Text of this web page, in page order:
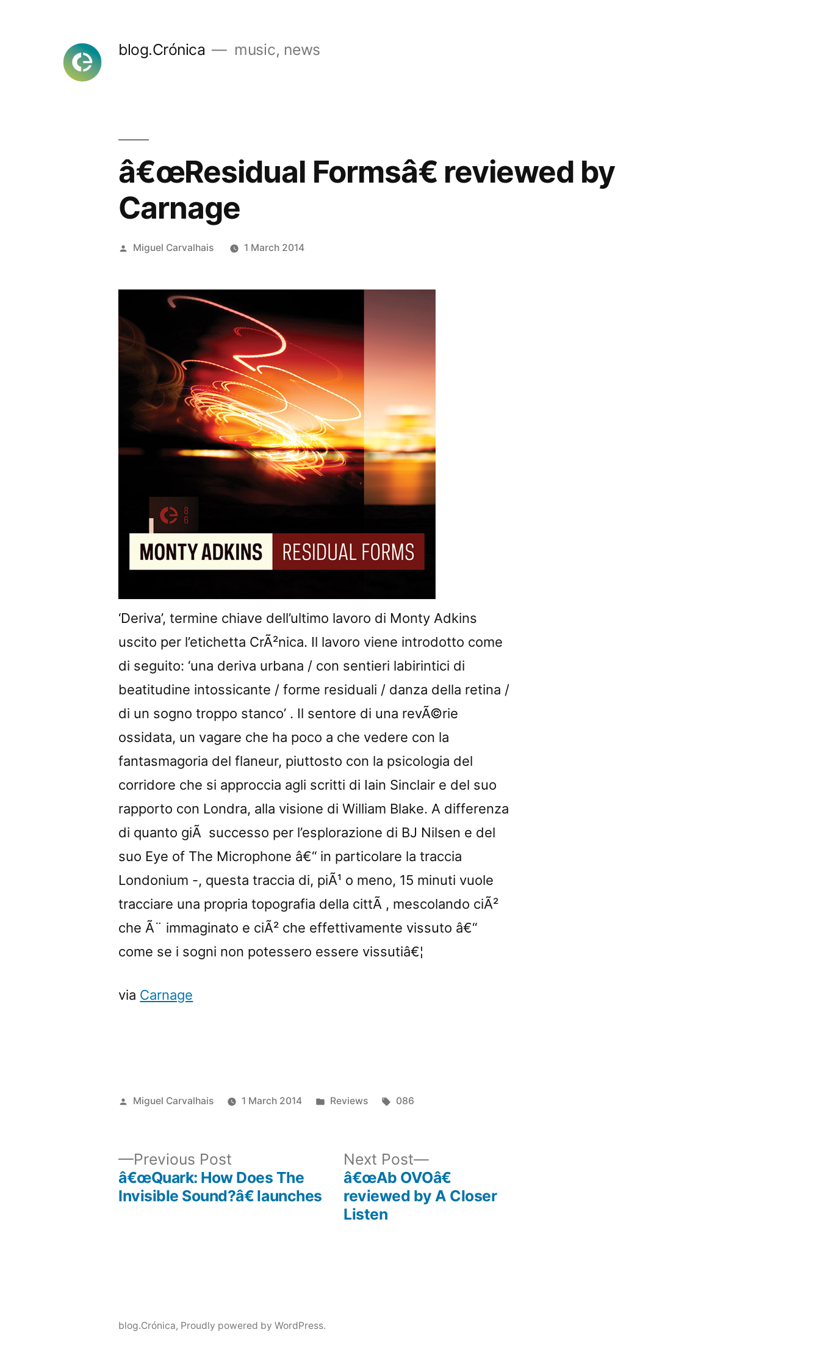
blog.Crónica music, news
â€œResidual Formsâ€ reviewed by
Carnage
Posted
Miguel Carvalhais 1 March 2014
‘Deriva’, termine chiave dell’ultimo lavoro di Monty Adkins
uscito per l’etichetta CrÃ²nica. Il lavoro viene introdotto come
di seguito: ‘una deriva urbana / con sentieri labirintici di
beatitudine intossicante / forme residuali / danza della retina /
di un sogno troppo stanco’ . Il sentore di una revÃ©rie
ossidata, un vagare che ha poco a che vedere con la
fantasmagoria del flaneur, piuttosto con la psicologia del
corridore che si approccia agli scritti di Iain Sinclair e del suo
rapporto con Londra, alla visione di William Blake. A differenza
di quanto giÃ successo per l’esplorazione di BJ Nilsen e del
suo Eye of The Microphone â€“ in particolare la traccia
Londonium -, questa traccia di, piÃ¹ o meno, 15 minuti vuole
tracciare una propria topografia della cittÃ , mescolando ciÃ²
che Ã¨ immaginato e ciÃ² che effettivamente vissuto â€“
come se i sogni non potessero essere vissutiâ€¦
via Carnage
Posted
Miguel Carvalhais 1 March 2014
Posted
Reviews Tags:
086
Previous Post
post:
â€œQuark: How Does The
Invisible Sound?â€ launches
Next Post
Next
post:
â€œAb OVOâ€
reviewed by A Closer
Listen
blog.Crónica, Proudly powered by WordPress.